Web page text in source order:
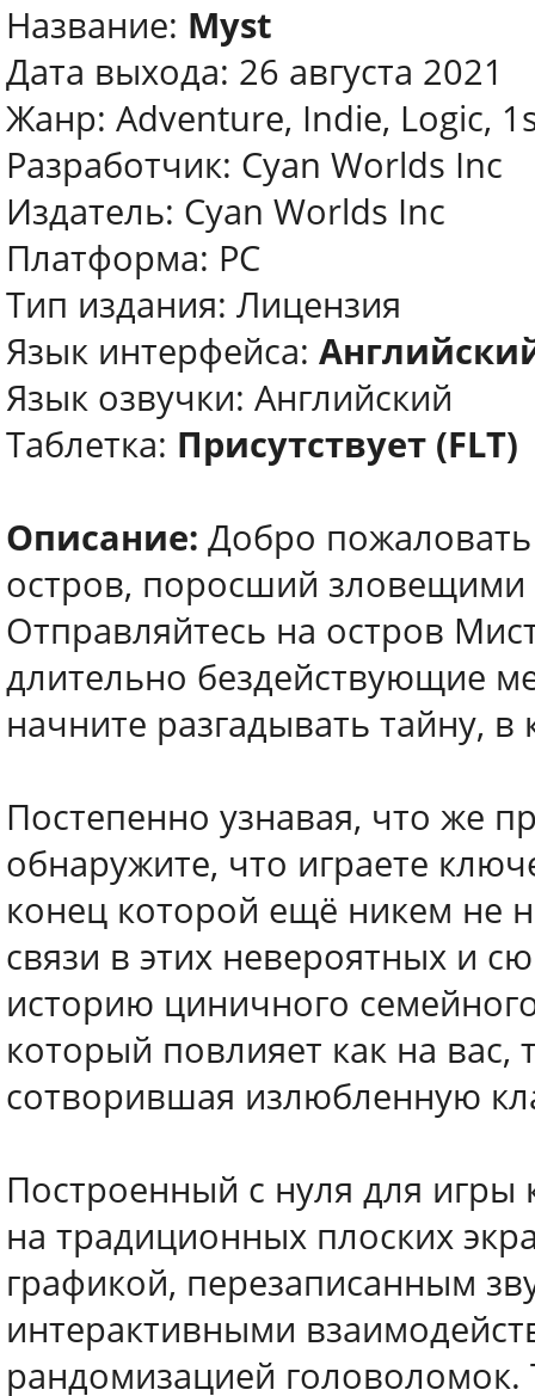
Название: Myst
Дата выхода: 26 августа 2021
Жанр: Adventure, Indie, Logic,
Разработчик: Cyan Worlds Inc
Издатель: Cyan Worlds Inc
Платформа: PC
Тип издания: Лицензия
Язык интерфейса:
Язык озвучки: Английский
Таблетка: Присутствует (FLT)
Описание: Добро
остров, поросший
Отправляйтесь на остров
длительно бездействующие
начните разгадывать тайну,
Постепенно узнавая, что же
обнаружите, что играете
конец которой ещё никем не
связи в этих невероятных и
историю циничного
который повлияет как на вас,
сотворившая излюбленную
Построенный с нуля для игры
на традиционных плоских
графикой, перезаписанным
интерактивными
рандомизацией